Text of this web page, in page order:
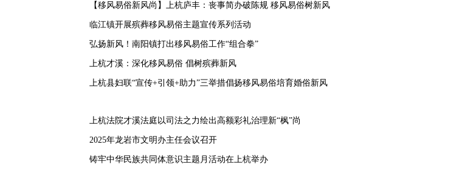
【移风易俗新风尚】上杭庐丰：丧事简办破陈规 移风易俗树新风
临江镇开展殡葬移风易俗主题宣传系列活动
弘扬新风！南阳镇打出移风易俗工作“组合拳”
上杭才溪：深化移风易俗 倡树殡葬新风
上杭县妇联“宣传+引领+助力”三举措倡扬移风易俗培育婚俗新风
上杭法院才溪法庭以司法之力绘出高额彩礼治理新“枫”尚
2025年龙岩市文明办主任会议召开
铸牢中华民族共同体意识主题月活动在上杭举办